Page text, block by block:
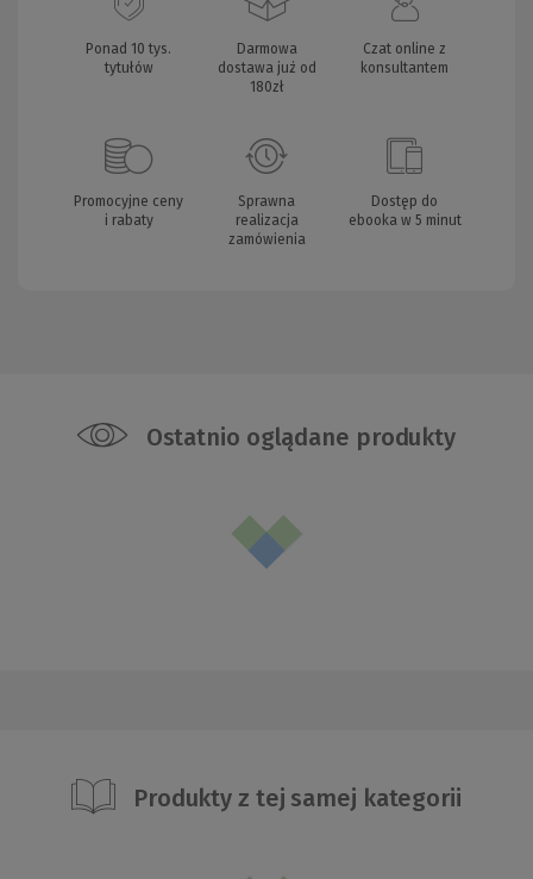
Ponad 10 tys.
tytułów
Darmowa
dostawa już od
180zł
Czat online z
konsultantem
Promocyjne ceny
i rabaty
Sprawna
realizacja
zamówienia
Dostęp do
ebooka w 5 minut
Ostatnio oglądane produkty
Produkty z tej samej kategorii